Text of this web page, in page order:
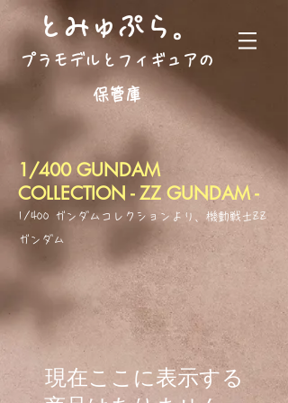
とみゅぷら 。
プラモデルとフィギュアの
保管庫
1/400 GUNDAM
COLLECTION - ZZ GUNDAM -
1/400 ガンダムコレクションより、機動戦士ZZ
ガンダム
現在ここに表示する